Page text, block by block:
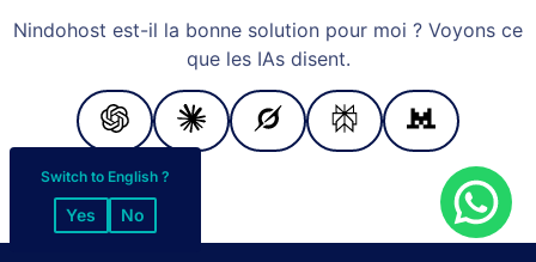
Switch to English ?
Yes No
Nindohost est-il la bonne solution pour moi ? Voyons ce
que les IAs disent.